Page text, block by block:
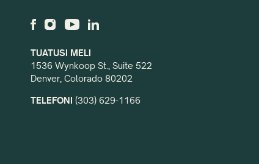
TUATUSI MELI
1536 Wynkoop St., Suite 522
Denver, Colorado 80202
TELEFONI (303) 629-1166